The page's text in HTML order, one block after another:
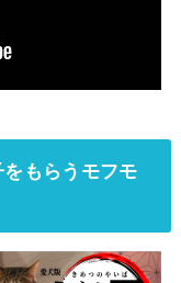
もらうモフモ